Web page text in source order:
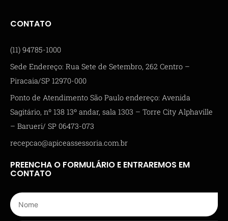
CONTATO
(11) 94785-1000
Sede Endereço: Rua Sete de Setembro, 262 Centro –
Piracaia/SP 12970-000
Ponto de Atendimento São Paulo endereço: Avenida
Sagitário, nº 138 13º andar, sala 1303 – Torre City Alphaville
– Barueri/ SP 06473-073
recepcao@apiceassessoria.com.br
PREENCHA O FORMULÁRIO E ENTRAREMOS EM
CONTATO